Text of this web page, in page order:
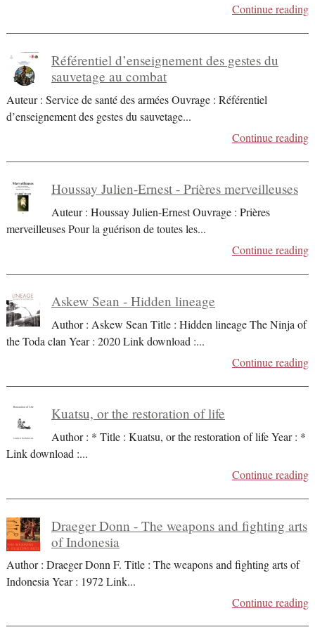
Continue reading
Référentiel d’enseignement des gestes du
sauvetage au combat
Auteur : Service de santé des armées Ouvrage : Référentiel
d’enseignement des gestes du sauvetage...
Continue reading
Houssay Julien-Ernest - Prières merveilleuses
Auteur : Houssay Julien-Ernest Ouvrage : Prières
merveilleuses Pour la guérison de toutes les...
Continue reading
Askew Sean - Hidden lineage
Author : Askew Sean Title : Hidden lineage The Ninja of
the Toda clan Year : 2020 Link download :...
Continue reading
Kuatsu, or the restoration of life
Author : * Title : Kuatsu, or the restoration of life Year : *
Link download :...
Continue reading
Draeger Donn - The weapons and fighting arts
of Indonesia
Author : Draeger Donn F. Title : The weapons and fighting arts of
Indonesia Year : 1972 Link...
Continue reading